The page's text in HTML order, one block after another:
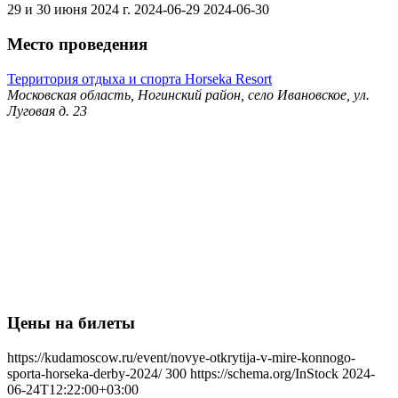
29 и 30 июня 2024 г. 2024-06-29 2024-06-30
Место проведения
Территория отдыха и спорта Horseka Resort
Московская область, Ногинский район, село Ивановское, ул.
Луговая д. 23
Цены на билеты
https://kudamoscow.ru/event/novye-otkrytija-v-mire-konnogo-
sporta-horseka-derby-2024/ 300 https://schema.org/InStock 2024-
06-24T12:22:00+03:00